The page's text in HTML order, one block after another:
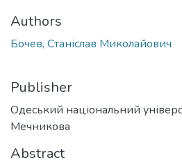
Authors
Бочев, Станіслав Миколайович
Publisher
Одеський національний
Мечникова
Abstract